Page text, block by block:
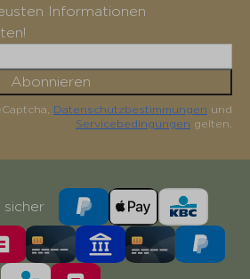
Informationen
Abonnieren
Datenschutzbestimmungen und
Servicebedingungen gelten.
sicher